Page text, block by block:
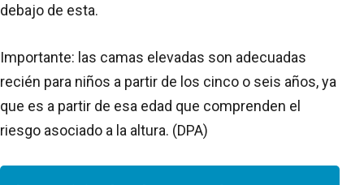
debajo de esta.
Importante: las camas elevadas son adecuadas
recién para niños a partir de los cinco o seis años, ya
que es a partir de esa edad que comprenden el
riesgo asociado a la altura. (DPA)